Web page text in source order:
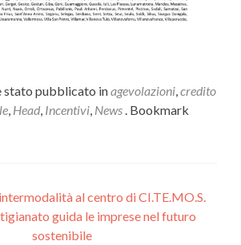
stato pubblicato inagevolazioni credito
Head Incentivi News . Bookmark
al centro di CI.TE.MO.S.
guida le imprese nel futuro
sostenibile